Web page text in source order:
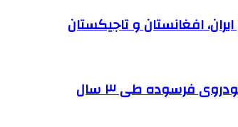
ایران، افغانستان و تاجیکستان